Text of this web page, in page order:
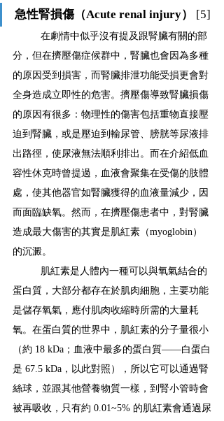
急性腎損傷（Acute renal injury） [5]
在劇情中似乎沒有提及跟腎臟有關的部
分，但在擠壓傷症候群中，腎臟也會因為多種
的原因受到損害，而腎臟排泄功能受損更會對
全身造成立即性的危害。擠壓傷導致腎臟損傷
的原因有很多：物理性的傷害包括重物直接壓
迫到腎臟，或是壓迫到輸尿管、膀胱等尿液排
出路徑，使尿液無法順利排出。而在介紹低血
容性休克時曾提過，血液會聚集在受傷的肢體
處，使其他器官如腎臟獲得的血液量減少，因
而面臨缺氧。然而，在擠壓傷患者中，對腎臟
造成最大傷害的其實是肌紅素（myoglobin）
的沉澱。
肌紅素是人體內一種可以與氧氣結合的
蛋白質，大部分都存在於肌肉細胞，主要功能
是儲存氧氣，應付肌肉收縮時所需的大量耗
氧。在蛋白質的世界中，肌紅素的分子量很小
（約 18 kDa；血液中最多的蛋白質——白蛋白
是 67.5 kDa，以此對照），所以它可以通過腎
絲球，並跟其他營養物質一樣，到腎小管時會
被再吸收，只有約 0.01~5% 的肌紅素會通過尿